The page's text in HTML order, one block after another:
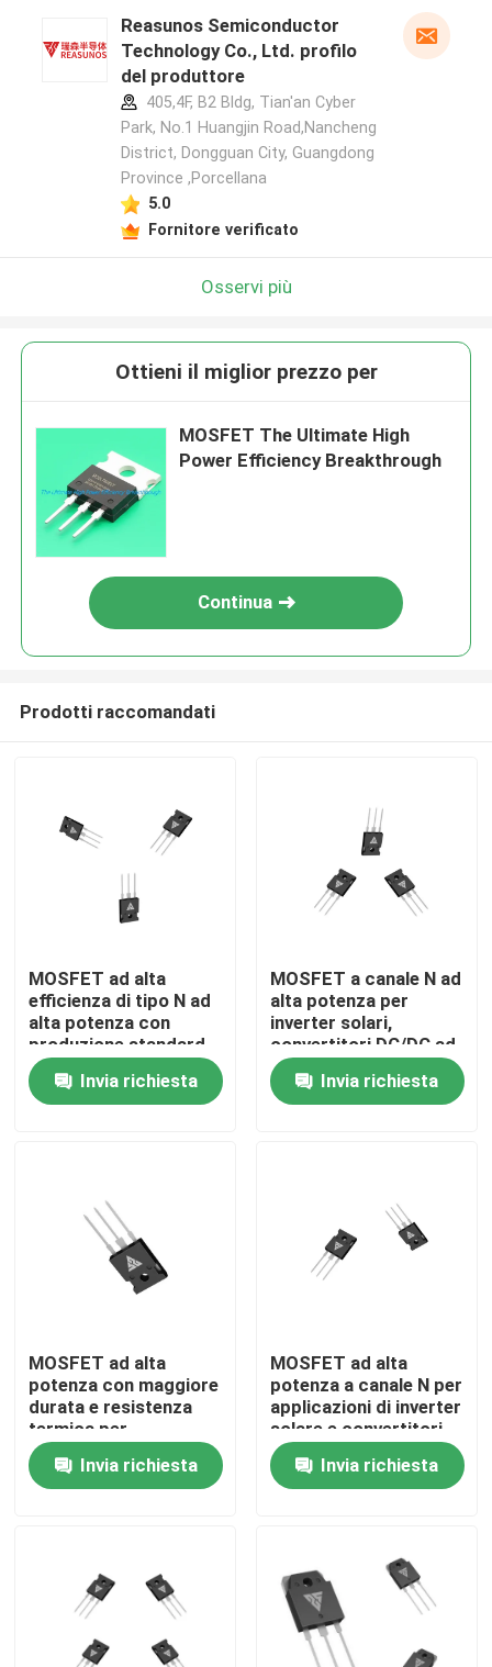
Casa.
Prodotti
Visita alla fabbrica
Contattaci
Notizie
MOSFET di alto potere
MOSFET al carburo di silicio
Reasunos Semiconductor
Technology Co., Ltd. profilo
del produttore
405,4F, B2 Bldg, Tian'an Cyber
Park, No.1 Huangjin Road,Nancheng
District, Dongguan City, Guangdong
Province ,Porcellana
5.0
Fornitore verificato
Osservi più
Ottieni il miglior prezzo per
MOSFET The Ultimate High
Power Efficiency Breakthrough
Continua
Prodotti raccomandati
MOSFET ad alta
efficienza di tipo N ad
alta potenza con
produzione standard
militare per un
robusto trasferimento
di energia
Invia richiesta
MOSFET a canale N ad
alta potenza per
inverter solari,
convertitori DC/DC ad
alta tensione e motori
Invia richiesta
MOSFET ad alta
potenza con maggiore
durata e resistenza
termica per
applicazioni con
configurazione di tipo
Invia richiesta
MOSFET ad alta
potenza a canale N per
applicazioni di inverter
solare e convertitori
DC/DC
Invia richiesta